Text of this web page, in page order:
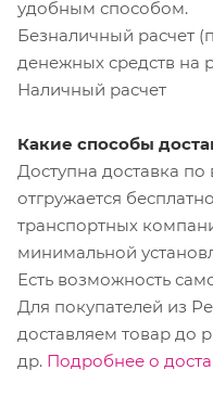
удобным способом.
Безналичный расчет
денежных средств на
Наличный расчет
Какие способы
Доступна доставка по
отгружается
транспортных
минимальной
Есть возможность
Для покупателей из
доставляем товар до
др. Подробнее о